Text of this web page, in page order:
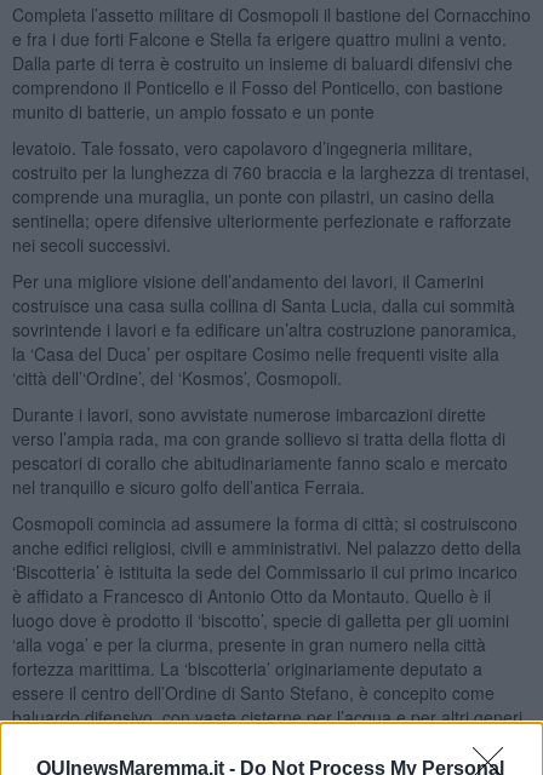
QUInewsMaremma.it - Do Not Process My Personal
Completa l’assetto militare di Cosmopoli il bastione del Cornacchino
e fra i due forti Falcone e Stella fa erigere quattro mulini a vento.
Dalla parte di terra è costruito un insieme di baluardi difensivi che
comprendono il Ponticello e il Fosso del Ponticello, con bastione
munito di batterie, un ampio fossato e un ponte
levatoio. Tale fossato, vero capolavoro d’ingegneria militare,
costruito per la lunghezza di 760 braccia e la larghezza di trentasei,
comprende una muraglia, un ponte con pilastri, un casino della
sentinella; opere difensive ulteriormente perfezionate e rafforzate
nei secoli successivi.
Per una migliore visione dell’andamento dei lavori, il Camerini
costruisce una casa sulla collina di Santa Lucia, dalla cui sommità
sovrintende i lavori e fa edificare un’altra costruzione panoramica,
la ‘Casa del Duca’ per ospitare Cosimo nelle frequenti visite alla
‘città dell’‘Ordine’, del ‘Kosmos’, Cosmopoli.
Durante i lavori, sono avvistate numerose imbarcazioni dirette
verso l’ampia rada, ma con grande sollievo si tratta della flotta di
pescatori di corallo che abitudinariamente fanno scalo e mercato
nel tranquillo e sicuro golfo dell’antica Ferraia.
Cosmopoli comincia ad assumere la forma di città; si costruiscono
anche edifici religiosi, civili e amministrativi. Nel palazzo detto della
‘Biscotteria’ è istituita la sede del Commissario il cui primo incarico
è affidato a Francesco di Antonio Otto da Montauto. Quello è il
luogo dove è prodotto il ‘biscotto’, specie di galletta per gli uomini
‘alla voga’ e per la ciurma, presente in gran numero nella città
fortezza marittima. La ‘biscotteria’ originariamente deputato a
essere il centro dell’Ordine di Santo Stefano, è concepito come
baluardo difensivo, con vaste cisterne per l’acqua e per altri generi
del tesoro e del carcere.